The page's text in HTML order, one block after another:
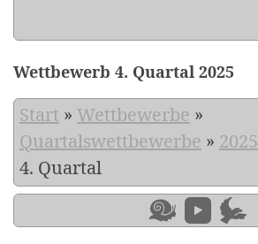
Wettbewerb 4. Quartal 2025
Start » Wettbewerbe »
Quartalswettbewerbe » 2025
4. Quartal